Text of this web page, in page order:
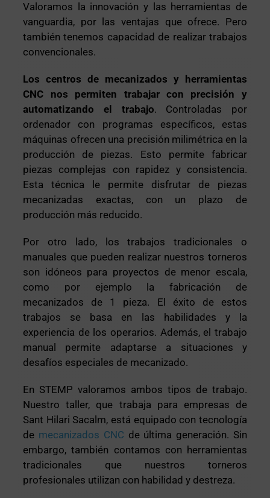
Valoramos la innovación y las herramientas de
vanguardia, por las ventajas que ofrece. Pero
también tenemos capacidad de realizar trabajos
convencionales.
Los centros de mecanizados y herramientas
CNC nos permiten trabajar con precisión y
automatizando el trabajo. Controladas por
ordenador con programas específicos, estas
máquinas ofrecen una precisión milimétrica en la
producción de piezas. Esto permite fabricar
piezas complejas con rapidez y consistencia.
Esta técnica le permite disfrutar de piezas
mecanizadas exactas, con un plazo de
producción más reducido.
Por otro lado, los trabajos tradicionales o
manuales que pueden realizar nuestros torneros
son idóneos para proyectos de menor escala,
como por ejemplo la fabricación de
mecanizados de 1 pieza. El éxito de estos
trabajos se basa en las habilidades y la
experiencia de los operarios. Además, el trabajo
manual permite adaptarse a situaciones y
desafíos especiales de mecanizado.
En STEMP valoramos ambos tipos de trabajo.
Nuestro taller, que trabaja para empresas de
Sant Hilari Sacalm, está equipado con tecnología
de mecanizados CNC de última generación. Sin
embargo, también contamos con herramientas
tradicionales que nuestros torneros
profesionales utilizan con habilidad y destreza.